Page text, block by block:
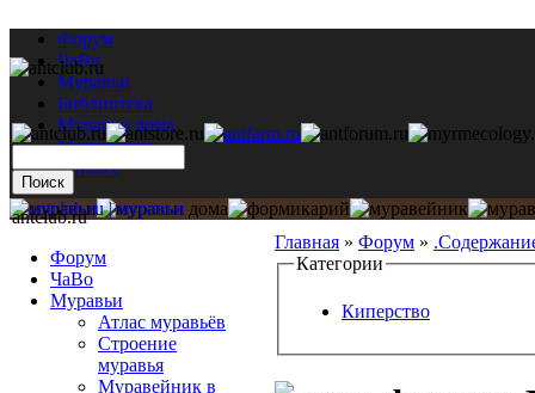
Форум
ЧаВо
Муравьи
Библиотека
Муравьи дома
Мастерская
Каталог
Главная » Форум »
Категории
Киперство
antclub.ru
Форум
ЧаВо
Муравьи
Атлас муравьёв
Строение
муравья
Муравейник в